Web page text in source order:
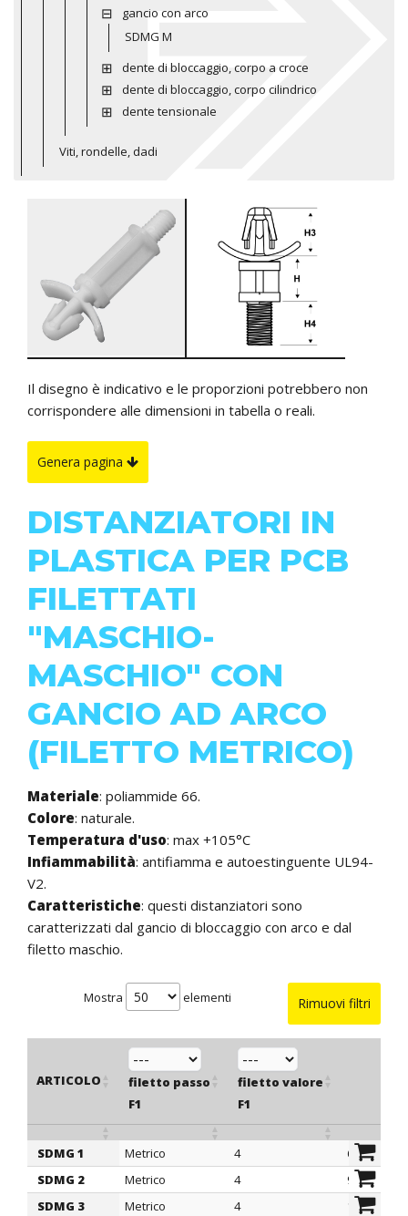
gancio con arco
SDMG M
dente di bloccaggio, corpo a croce
dente di bloccaggio, corpo cilindrico
dente tensionale
Viti, rondelle, dadi
Il disegno è indicativo e le proporzioni potrebbero non
corrispondere alle dimensioni in tabella o reali.
Genera pagina
DISTANZIATORI IN
PLASTICA PER PCB
FILETTATI
"MASCHIO-
MASCHIO" CON
GANCIO AD ARCO
(FILETTO METRICO)
Materiale: poliammide 66.
Colore: naturale.
Temperatura d'uso: max +105°C
Infiammabilità: antifiamma e autoestinguente UL94-
V2.
Caratteristiche: questi distanziatori sono
caratterizzati dal gancio di bloccaggio con arco e dal
filetto maschio.
Rimuovi filtri
Mostra elementi
ARTICOLO
filetto passo
F1
filetto valore
F1
ARTICOLO
filetto passo
F1
filetto valore
F1
H
mm
SDMG 1 Metrico 4
6,3
SDMG 2
Metrico 4
9,5
SDMG 3
Metrico 4
12,6